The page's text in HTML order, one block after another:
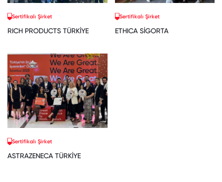
Sertifikalı Şirket
RICH PRODUCTS TÜRKİYE
Sertifikalı Şirket
ETHICA SİGORTA
Sertifikalı Şirket
ASTRAZENECA TÜRKİYE